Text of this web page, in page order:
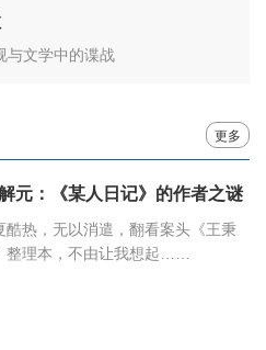
与文学中的谍战
更多
元：《某人日记》的作者之谜
酷热，无以消遣，翻看案头《王秉
整理本，不由让我想起……